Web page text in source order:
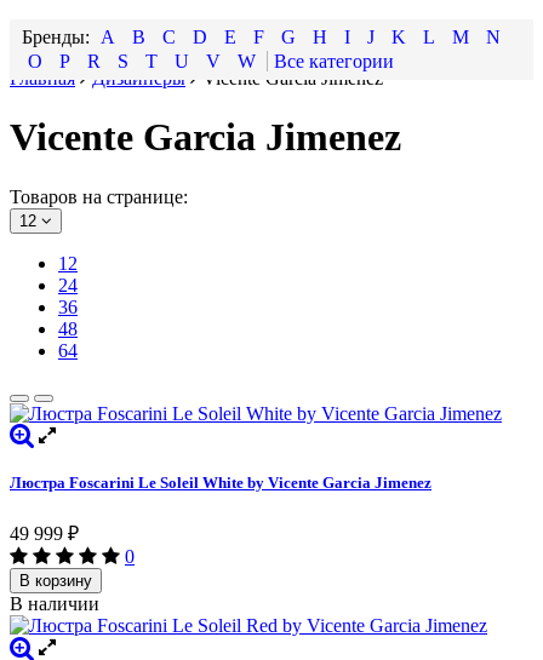
A B C D E F G H I J K L M
N
O
P R S T U V W
Все категории
Главная
Дизайнеры Vicente Garcia Jimenez
Vicente Garcia Jimenez
Товаров на странице:
12
12
24
36
48
64
Люстра Foscarini Le Soleil White by Vicente Garcia Jimenez
49 999 ₽
0
В корзину
В наличии